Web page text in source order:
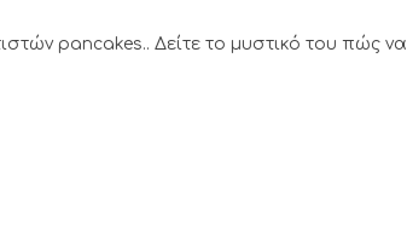
pancakes.. Δείτε το μυστικό του πώς να